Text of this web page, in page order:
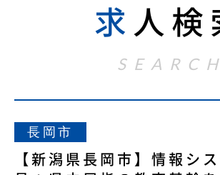
求 人検
SEARCH
長岡市
【新潟県長岡市】情報シ